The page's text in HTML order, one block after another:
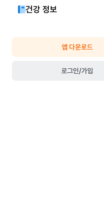
건강 정보
앱 다운로드
로그인/가입